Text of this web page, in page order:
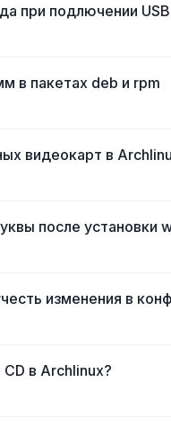
при подлючении
в пакетах deb и rpm
видеокарт в
после установки
изменения в
в Archlinux?